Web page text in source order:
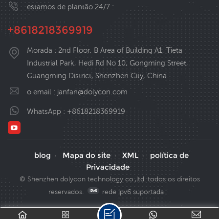
motor de pequena
lagos, reservatórios, e
outras fontes de água.
o sistema contém
principalmente três
partes: painel solar ,
inversor de bomba
solar, e bomba de água.
estamos de plantão 24/7 :
+8618218369919
Morada : 2nd Floor, B Area of Building A1, Tieta
Industrial Park, Hedi Rd No 10, Gongming Street,
Guangming District, Shenzhen City, China
o email : janfan@dolycon.com
WhatsApp : +8618218369919
blog · Mapa do site · XML ·
política de
Privacidade
© Shenzhen dolycon technology co.,ltd. todos os direitos
reservados.
rede ipv6 suportada